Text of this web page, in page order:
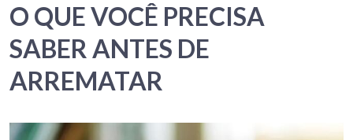
O QUE VOCÊ PRECISA
SABER ANTES DE
ARREMATAR